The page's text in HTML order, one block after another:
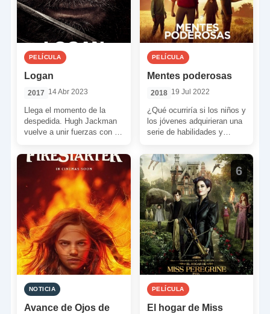
PELÍCULA
Logan
2017 14 Abr 2023
Llega el momento de la
despedida. Hugh Jackman
vuelve a unir fuerzas con el
para decir “¡adiós!” […]
PELÍCULA
Mentes poderosas
2018 19 Jul 2022
¿Qué ocurriría si los niños y
los jóvenes adquirieran una
serie de habilidades y
entredicho la […]
NOTICIA
Avance de Ojos de
6
PELÍCULA
El hogar de Miss